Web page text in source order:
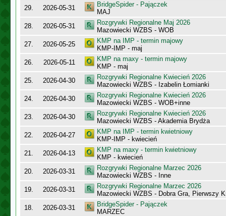
29.
2026-05-31
BridgeSpider - Pajączek
MAJ
28.
2026-05-31
Rozgrywki Regionalne Maj 2026
Mazowiecki WZBS - WOB
27.
2026-05-25
KMP na IMP - termin majowy
KMP-IMP - maj
26.
2026-05-11
KMP na maxy - termin majowy
KMP - maj
25.
2026-04-30
Rozgrywki Regionalne Kwiecień 2026
Mazowiecki WZBS - Izabelin Łomianki
24.
2026-04-30
Rozgrywki Regionalne Kwiecień 2026
Mazowiecki WZBS - WOB+inne
23.
2026-04-30
Rozgrywki Regionalne Kwiecień 2026
Mazowiecki WZBS - Akademia Brydża
22.
2026-04-27
KMP na IMP - termin kwietniowy
KMP-IMP - kwiecień
21.
2026-04-13
KMP na maxy - termin kwietniowy
KMP - kwiecień
20.
2026-03-31
Rozgrywki Regionalne Marzec 2026
Mazowiecki WZBS - Inne
19.
2026-03-31
Rozgrywki Regionalne Marzec 2026
Mazowiecki WZBS - Dobra Gra, Pierwszy
18.
2026-03-31
BridgeSpider - Pajączek
MARZEC